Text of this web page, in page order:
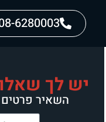
6280003
יש לך
השאיר פרטים